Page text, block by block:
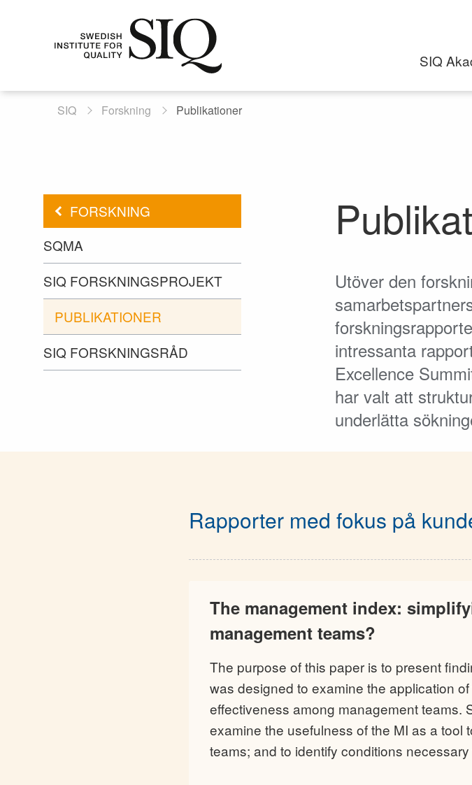
SIQ
SIQ Forskning Publikationer
FORSKNING
SQMA
SIQ FORSKNINGSPROJEKT
PUBLIKATIONER
SIQ FORSKNINGSRÅD
Utöver den
intressanta
Excellence
har valt att
underlätta
Rapporter med fokus på
The management index:
management teams?
The purpose of this paper is to present
was designed to examine the application
effectiveness among management teams.
examine the usefulness of the MI as a
teams; and to identify conditions